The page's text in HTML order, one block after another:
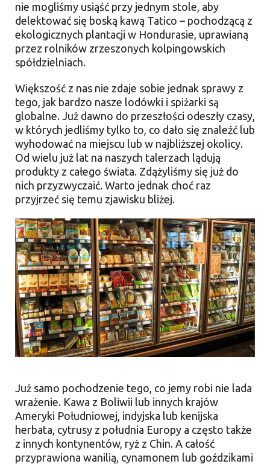
nie mogliśmy usiąść przy jednym stole, aby
delektować się boską kawą Tatico – pochodzącą z
ekologicznych plantacji w Hondurasie, uprawianą
przez rolników zrzeszonych kolpingowskich
spółdzielniach.
Większość z nas nie zdaje sobie jednak sprawy z
tego, jak bardzo nasze lodówki i spiżarki są
globalne. Już dawno do przeszłości odeszły czasy,
w których jedliśmy tylko to, co dało się znaleźć lub
wyhodować na miejscu lub w najbliższej okolicy.
Od wielu już lat na naszych talerzach lądują
produkty z całego świata. Zdążyliśmy się już do
nich przyzwyczaić. Warto jednak choć raz
przyjrzeć się temu zjawisku bliżej.
Już samo pochodzenie tego, co jemy robi nie lada
wrażenie. Kawa z Boliwii lub innych krajów
Ameryki Południowej, indyjska lub kenijska
herbata, cytrusy z południa Europy a często także
z innych kontynentów, ryż z Chin. A całość
przyprawiona wanilią, cynamonem lub goździkami